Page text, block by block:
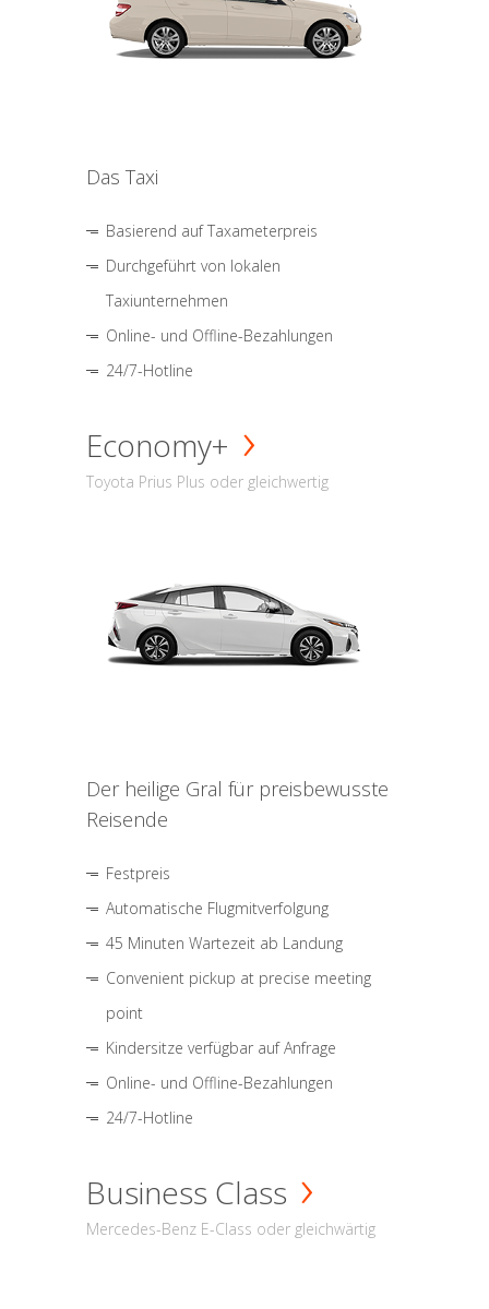
Das Taxi
Basierend auf Taxameterpreis
Durchgeführt von lokalen
Taxiunternehmen
Online- und Offline-Bezahlungen
24/7-Hotline
Economy+
Toyota Prius Plus oder gleichwertig
Der heilige Gral für preisbewusste
Reisende
Festpreis
Automatische Flugmitverfolgung
45 Minuten Wartezeit ab Landung
Convenient pickup at precise meeting
point
Kindersitze verfügbar auf Anfrage
Online- und Offline-Bezahlungen
24/7-Hotline
Business Class
Mercedes-Benz E-Class oder gleichwärtig